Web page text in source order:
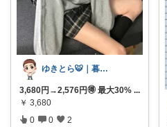
ゆきとら🐯｜暮らしをラクにしたいパパ
3,680円→2,576円🉐 最大30% ...
￥ 3,680
0 0 2